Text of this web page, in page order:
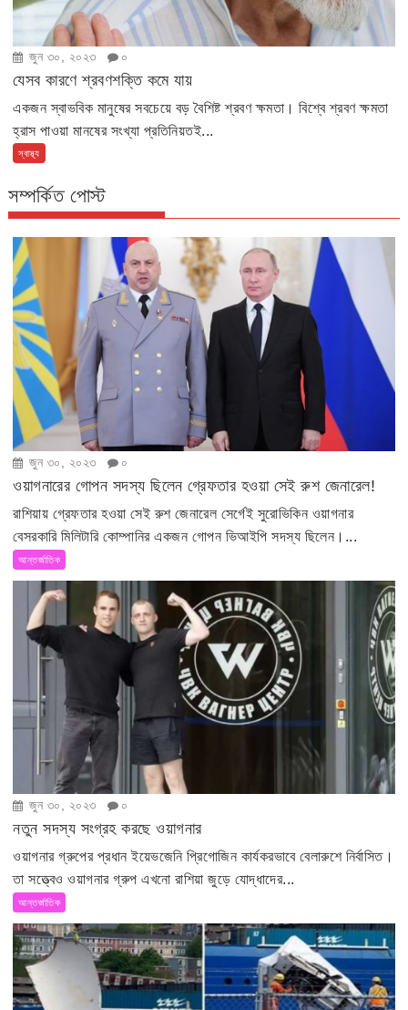
জুন ৩০, ২০২৩ ০
যেসব কারণে শ্রবণশক্তি কমে যায়
একজন স্বাভবিক মানুষের সবচেয়ে বড় বৈশিষ্ট শ্রবণ ক্ষমতা। বিশ্বে শ্রবণ ক্ষমতা
হ্রাস পাওয়া মানষের সংখ্যা প্রতিনিয়তই...
স্বাস্থ্য
সম্পর্কিত পোস্ট
জুন ৩০, ২০২৩ ০
ওয়াগনারের গোপন সদস্য ছিলেন গ্রেফতার হওয়া সেই রুশ জেনারেল!
রাশিয়ায় গ্রেফতার হওয়া সেই রুশ জেনারেল সের্গেই সুরোভিকিন ওয়াগনার
বেসরকারি মিলিটারি কোম্পানির একজন গোপন ভিআইপি সদস্য ছিলেন।...
আন্তর্জাতিক
জুন ৩০, ২০২৩ ০
নতুন সদস্য সংগ্রহ করছে ওয়াগনার
ওয়াগনার গ্রুপের প্রধান ইয়েভজেনি প্রিগোজিন কার্যকরভাবে বেলারুশে নির্বাসিত।
তা সত্ত্বেও ওয়াগনার গ্রুপ এখনো রাশিয়া জুড়ে যোদ্ধাদের...
আন্তর্জাতিক